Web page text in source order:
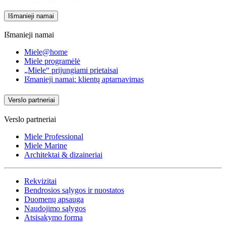
Išmanieji namai
Išmanieji namai
Miele@home
Miele programėlė
„Miele“ prijungiami prietaisai
Išmanieji namai: klientų aptarnavimas
Verslo partneriai
Verslo partneriai
Miele Professional
Miele Marine
Architektai & dizaineriai
Rekvizitai
Bendrosios sąlygos ir nuostatos
Duomenų apsauga
Naudojimo sąlygos
Atsisakymo forma